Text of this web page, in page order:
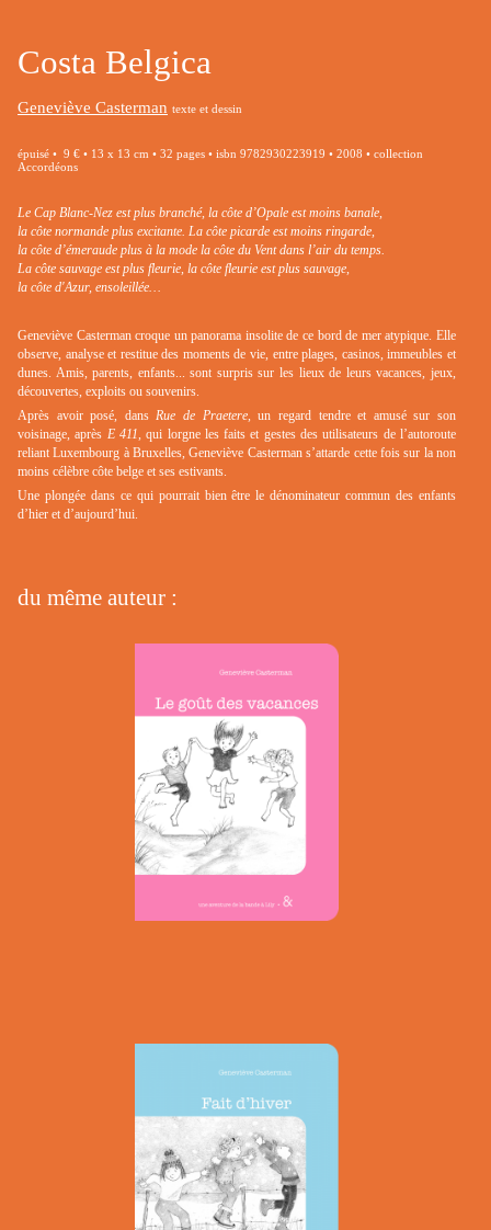
Costa Belgica
Geneviève Casterman texte et dessin
épuisé • 9 € • 13 x 13 cm • 32 pages • isbn 9782930223919 • 2008 • collection
Accordéons
Le Cap Blanc-Nez est plus branché, la côte d’Opale est moins banale,
la côte normande plus excitante. La côte picarde est moins ringarde,
la côte d’émeraude plus à la mode la côte du Vent dans l’air du temps.
La côte sauvage est plus fleurie, la côte fleurie est plus sauvage,
la côte d'Azur, ensoleillée…
Geneviève Casterman croque un panorama insolite de ce bord de mer atypique. Elle
observe, analyse et restitue des moments de vie, entre plages, casinos, immeubles et
dunes. Amis, parents, enfants... sont surpris sur les lieux de leurs vacances, jeux,
découvertes, exploits ou souvenirs.
Après avoir posé, dansRue de Praetere,
un regard tendre et amusé sur son
voisinage, après E 411 , qui lorgne les faits et gestes des utilisateurs de l’autoroute
reliant Luxembourg à Bruxelles, Geneviève Casterman s’attarde cette fois sur la non
moins célèbre côte belge et ses estivants.
Une plongée dans ce qui pourrait bien être le dénominateur commun des enfants
d’hier et d’aujourd’hui.
du même auteur :